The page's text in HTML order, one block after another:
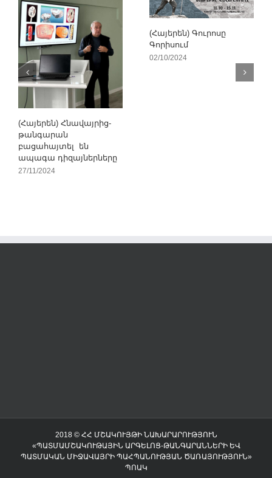
(Հայերեն) Հնավայրից-
թանգարան
բացահայտել են
ապագա դիզայներները
27/11/2024
(Հայերեն) Գուրոսը
Գորիսում
02/10/2024
2018 © ՀՀ ՄՇԱԿՈՒՅԹԻ ՆԱԽԱՐԱՐՈՒԹՅՈՒՆ
«ՊԱՏՄԱՄՇԱԿՈՒԹԱՅԻՆ ԱՐԳԵԼՈՑ-ԹԱՆԳԱՐԱՆՆԵՐԻ ԵՎ
ՊԱՏՄԱԿԱՆ ՄԻՋԱՎԱՅՐԻ ՊԱՀՊԱՆՈՒԹՅԱՆ ԾԱՌԱՅՈՒԹՅՈՒՆ»
ՊՈԱԿ